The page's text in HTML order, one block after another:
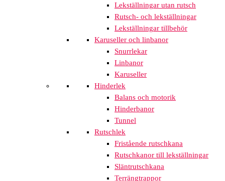
Lekställningar utan rutsch
Rutsch- och lekställningar
Lekställningar tillbehör
Karuseller och linbanor
Snurrlekar
Linbanor
Karuseller
Hinderlek
Balans och motorik
Hinderbanor
Tunnel
Rutschlek
Fristående rutschkana
Rutschkanor till lekställningar
Släntrutschkana
Terrängtrappor